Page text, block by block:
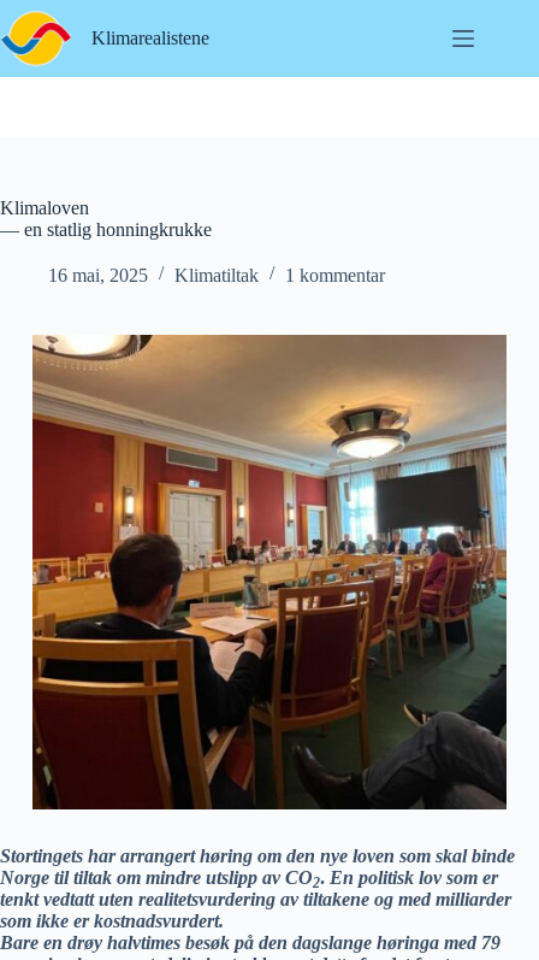
Hopp
til
innholdet
Klimarealistene
Klimaloven
— en statlig honningkrukke
16 mai, 2025 Klimatiltak 1 kommentar
Stortingets har arrangert høring om den nye loven som skal binde
Norge til tiltak om mindre utslipp av CO2. En politisk lov som er
tenkt vedtatt uten realitetsvurdering av tiltakene og med milliarder
som ikke er kostnadsvurdert.
Bare en drøy halvtimes besøk på den dagslange høringa med 79